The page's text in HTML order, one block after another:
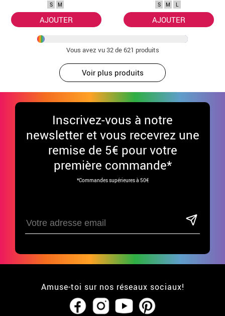
S M
AJOUTER
S M L
AJOUTER
Vous avez vu32de 621 produits
Voir plus produits
Inscrivez-vous à notre
newsletter et vous recevrez une
remise de 5€ pour votre
première commande*
*Commandes supérieures à 50€
Amuse-toi sur nos réseaux sociaux!